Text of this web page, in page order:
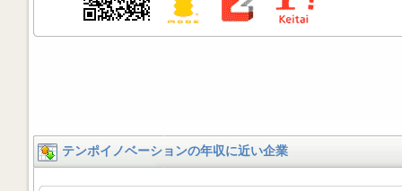
テンポイノベーションの年収に近い企業